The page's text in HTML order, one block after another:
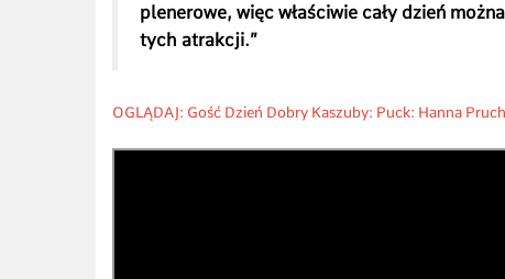
plenerowe, więc właściwie cały dzień
tych atrakcji.”
OGLĄDAJ: Gość Dzień Dobry Kaszuby: Puck: Hanna